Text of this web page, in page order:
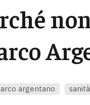
argentano sanità